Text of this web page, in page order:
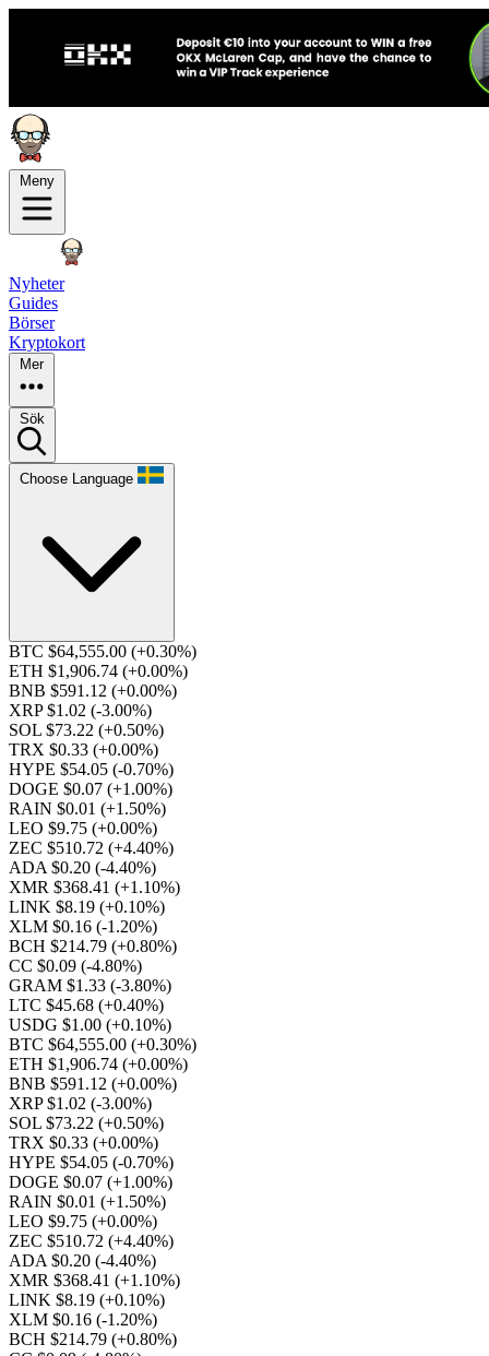
Meny
Nyheter
Guides
Börser
Kryptokort
Mer
Sök
Choose Language
BTC $64,555.00 (+0.30%)
ETH $1,906.74 (+0.00%)
BNB $591.12 (+0.00%)
XRP $1.02 (-3.00%)
SOL $73.22 (+0.50%)
TRX $0.33 (+0.00%)
HYPE $54.05 (-0.70%)
DOGE $0.07 (+1.00%)
RAIN $0.01 (+1.50%)
LEO $9.75 (+0.00%)
ZEC $510.72 (+4.40%)
ADA $0.20 (-4.40%)
XMR $368.41 (+1.10%)
LINK $8.19 (+0.10%)
XLM $0.16 (-1.20%)
BCH $214.79 (+0.80%)
CC $0.09 (-4.80%)
GRAM $1.33 (-3.80%)
LTC $45.68 (+0.40%)
USDG $1.00 (+0.10%)
BTC $64,555.00 (+0.30%)
ETH $1,906.74 (+0.00%)
BNB $591.12 (+0.00%)
XRP $1.02 (-3.00%)
SOL $73.22 (+0.50%)
TRX $0.33 (+0.00%)
HYPE $54.05 (-0.70%)
DOGE $0.07 (+1.00%)
RAIN $0.01 (+1.50%)
LEO $9.75 (+0.00%)
ZEC $510.72 (+4.40%)
ADA $0.20 (-4.40%)
XMR $368.41 (+1.10%)
LINK $8.19 (+0.10%)
XLM $0.16 (-1.20%)
BCH $214.79 (+0.80%)